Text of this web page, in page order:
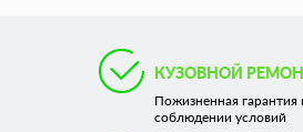
КУЗОВНОЙ
Пожизненная гарантия
соблюдении условий